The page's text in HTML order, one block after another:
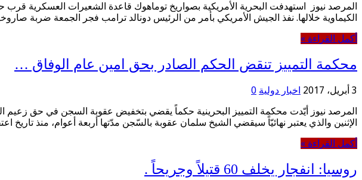
المرصد نيوز استهدفت البحرية الأمريكية بصواريخ توماهوك قاعدة الشعيرات العسكرية
الكيماوية خلالها. نفذ الجيش الأمريكي بأمر من الرئيس دونالد ترامب فجر الجمعة ضربة
أكمل القراءة »
محكمة التمييز تنقض الحكم الصادر بحق امين عام الوفاق …
3 أبريل، 2017 اخبار دولية 0
المرصد نيوز أيّدت محكمة التمييز البحرينية حكماً يقضي بتخفيض عقوبة السجن في حق زعيم
الإثنين والذي يعتبر نهائيّاً سيقضي الشيخ سلمان عقوبة بالسّجن مدّتها أربعة أعوام، منذ تاريخ
أكمل القراءة »
روسيا: انفجار يخلف 60 قتيلاً وجريحاً .